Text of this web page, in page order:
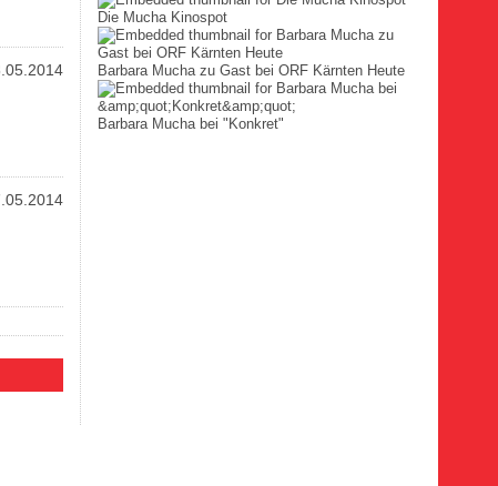
Die Mucha Kinospot
Barbara Mucha zu Gast bei ORF Kärnten Heute
Barbara Mucha bei "Konkret"